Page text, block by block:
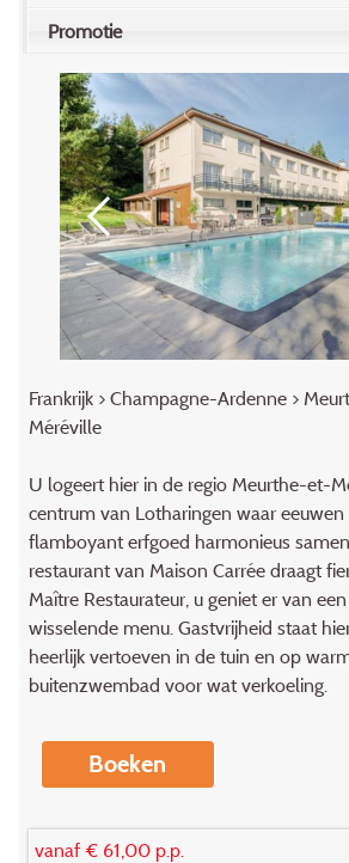
Promotie
Frankrijk> Champagne-Ardenne>
Méréville
U logeert hier in de regio Meurthe-et-
centrum van Lotharingen waar eeuwen
flamboyant erfgoed harmonieus
restaurant van Maison Carrée draagt
Maître Restaurateur, u geniet er van
wisselende menu. Gastvrijheid staat
heerlijk vertoeven in de tuin en op
buitenzwembad voor wat verkoeling.
Boeken
vanaf € 61,00 p.p.